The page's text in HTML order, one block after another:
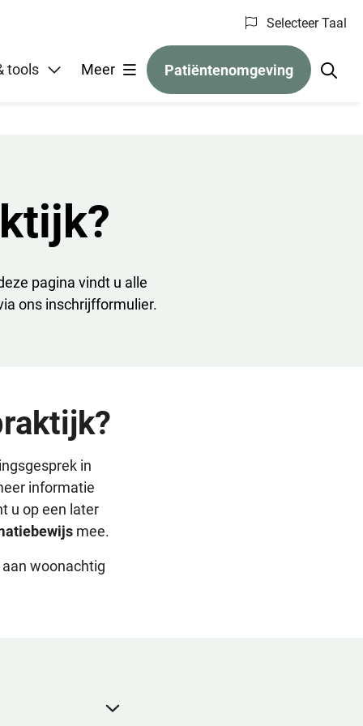
Selecteer Taal
tools Meer Patiëntenomgeving
pagina vindt u alle
ons inschrijfformulier.
in
informatie
u op een later
mee.
woonachtig